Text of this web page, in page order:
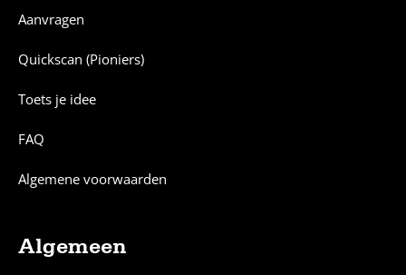
Aanvragen
Quickscan (Pioniers)
Toets je idee
FAQ
Algemene voorwaarden
Algemeen